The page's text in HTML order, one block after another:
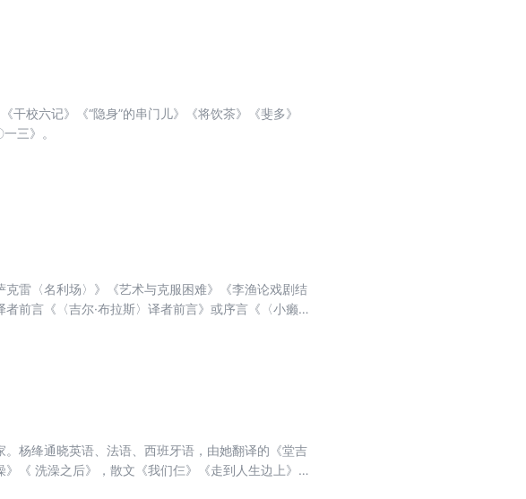
校六记》《“隐身”的串门儿》《将饮茶》《斐多》
三》。
雷〈名利场〉》《艺术与克服困难》《李渔论戏剧结
前言《〈吉尔·布拉斯〉译者前言》或序言《〈小癞
杨绛通晓英语、法语、西班牙语，由她翻译的《堂吉
《 洗澡之后》，散文《我们仨》《走到人生边上》等